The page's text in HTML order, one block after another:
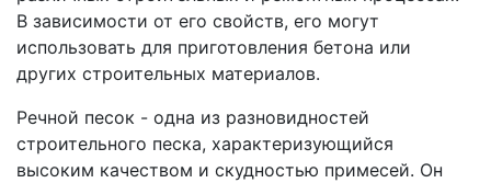
В зависимости от его свойств, его могут
использовать для приготовления бетона или
других строительных материалов.
Речной песок - одна из разновидностей
строительного песка, характеризующийся
высоким качеством и скудностью примесей. Он